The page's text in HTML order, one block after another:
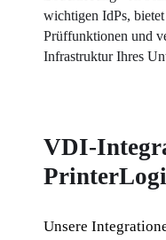
wichtigen IdPs,
Prüffunktionen und
Infrastruktur Ihres
VDI-
Unsere